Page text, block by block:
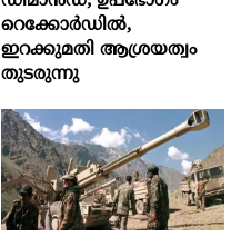
റെക്കോർഡിൽ,
ഇറക്കുമതി ആശ്രയത്വം
തുടരുന്നു